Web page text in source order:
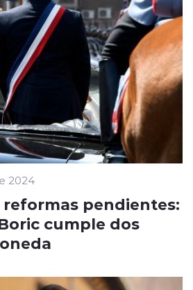
2024
pendientes:
cumple dos